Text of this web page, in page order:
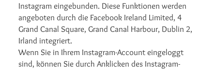
Instagram eingebunden. Diese Funktionen werden
angeboten durch die Facebook Ireland Limited, 4
Grand Canal Square, Grand Canal Harbour, Dublin 2,
Irland integriert.
Wenn Sie in Ihrem Instagram-Account eingeloggt
sind, können Sie durch Anklicken des Instagram-